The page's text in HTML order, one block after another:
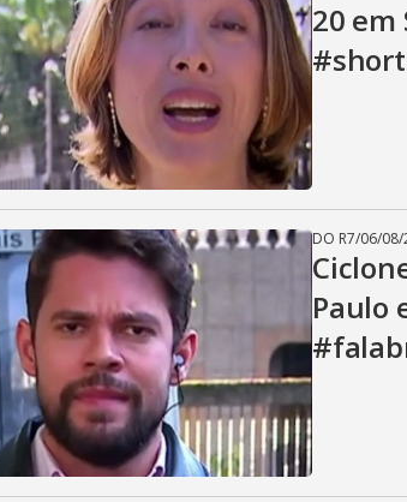
20 em
DO R7/06/
Paulo